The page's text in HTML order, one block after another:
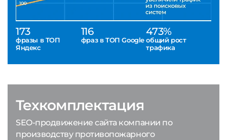
173
фразы в ТОП
Яндекс
116
фраз в ТОП Google
473%
общий рост
трафика
Техкомплектация
SEO-продвижение сайта компании по
производству противопожарного